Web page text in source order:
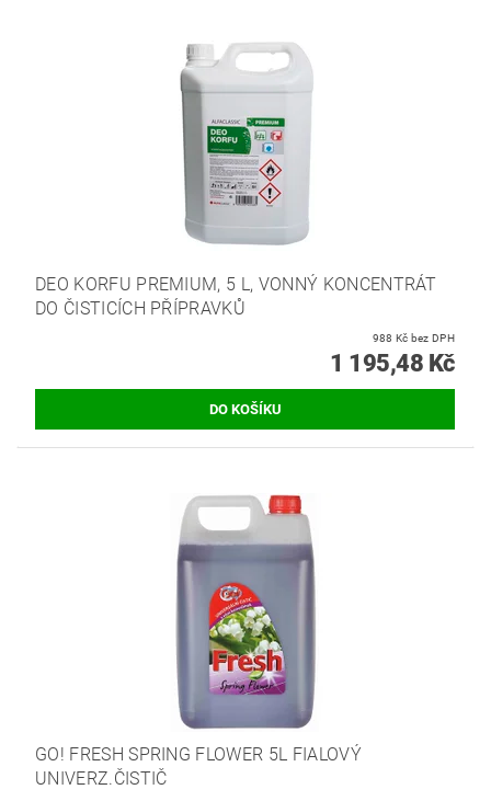
DEO KORFU PREMIUM, 5 L, VONNÝ KONCENTRÁT
DO ČISTICÍCH PŘÍPRAVKŮ
988 Kč bez DPH
1 195,48 Kč
GO! FRESH SPRING FLOWER 5L FIALOVÝ
UNIVERZ.ČISTIČ